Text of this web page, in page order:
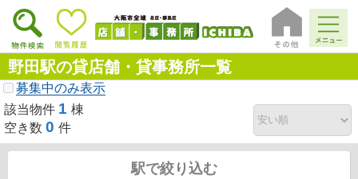
野田駅の貸店舗・貸事務所一覧
募集中のみ表示
該当物件 1 棟
空き数 0 件
駅で絞り込む